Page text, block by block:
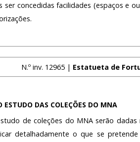
ser concedidas facilidades (espaços e
N.º inv. 12965 | Estatueta de
ESTUDO DAS COLEÇÕES DO MNA
de coleções do MNA serão
detalhadamente o que se